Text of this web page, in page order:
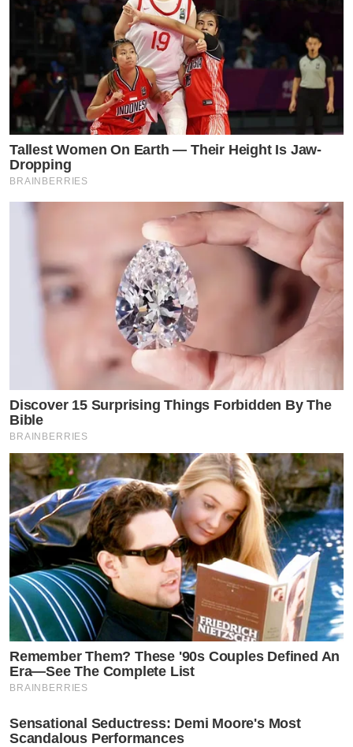
Tallest Women On Earth — Their Height Is Jaw-
Dropping
BRAINBERRIES
Discover 15 Surprising Things Forbidden By The
Bible
BRAINBERRIES
Remember Them? These '90s Couples Defined An
Era—See The Complete List
BRAINBERRIES
Sensational Seductress: Demi Moore's Most
Scandalous Performances